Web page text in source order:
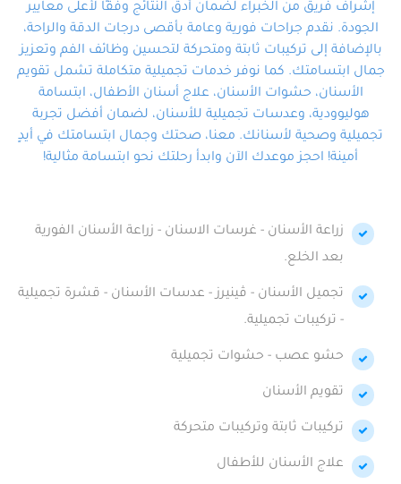
احترافية ودقة.
إشراف فريق من الخبراء لضمان أدق النتائج وفقًا لأعلى معايير
الجودة. نقدم جراحات فورية وعامة بأقصى درجات الدقة والراحة،
بالإضافة إلى تركيبات ثابتة ومتحركة لتحسين وظائف الفم وتعزيز
جمال ابتسامتك. كما نوفر خدمات تجميلية متكاملة تشمل تقويم
الأسنان، حشوات الأسنان، علاج أسنان الأطفال، ابتسامة
هوليوودية، وعدسات تجميلية للأسنان، لضمان أفضل تجربة
تجميلية وصحية لأسنانك. معنا، صحتك وجمال ابتسامتك في أيدٍ
أمينة! احجز موعدك الآن وابدأ رحلتك نحو ابتسامة مثالية!
زراعة الأسنان - غرسات الاسنان - زراعة الأسنان الفورية
بعد الخلع.
تجميل الأسنان - ڤينيرز - عدسات الأسنان - قشرة تجميلية
- تركيبات تجميلية.
حشو عصب - حشوات تجميلية
تقويم الأسنان
تركيبات ثابتة وتركيبات متحركة
علاج الأسنان للأطفال